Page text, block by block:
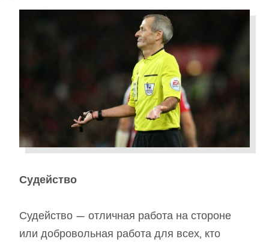
Судейство
Судейство — отличная работа на стороне
или добровольная работа для всех, кто